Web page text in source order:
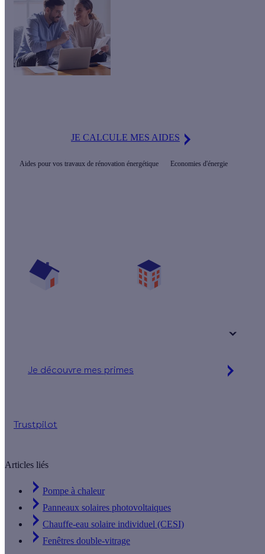
JE CALCULE MES AIDES
Aides pour vos travaux de rénovation énergétique Economies d'énergie
Je découvre mes primes
Trustpilot
Articles liés
Pompe à chaleur
Panneaux solaires photovoltaiques
Chauffe-eau solaire individuel (CESI)
Fenêtres double-vitrage